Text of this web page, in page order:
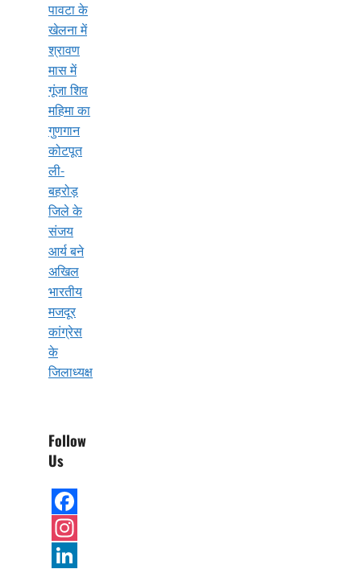
पावटा के
खेलना में
श्रावण
मास में
गूंजा शिव
महिमा का
गुणगान
कोटपूत
ली-
बहरोड़
जिले के
संजय
आर्य बने
अखिल
भारतीय
मजदूर
कांग्रेस
के
जिलाध्यक्ष
Follow
Us
Facebook
Instagram